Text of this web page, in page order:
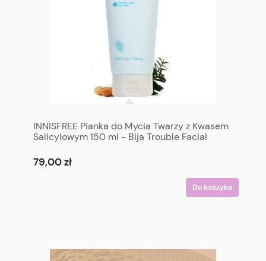
INNISFREE Pianka do Mycia Twarzy z Kwasem
Salicylowym 150 ml - Bija Trouble Facial
79,00 zł
Do koszyka